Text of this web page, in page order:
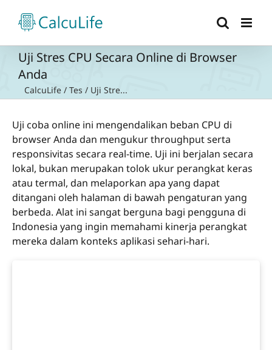
content
Uji Stres CPU Secara Online di Browser
Anda
CalcuLife / Tes / Uji Stre...
Uji coba online ini mengendalikan beban CPU di
browser Anda dan mengukur throughput serta
responsivitas secara real-time. Uji ini berjalan secara
lokal, bukan merupakan tolok ukur perangkat keras
atau termal, dan melaporkan apa yang dapat
ditangani oleh halaman di bawah pengaturan yang
berbeda. Alat ini sangat berguna bagi pengguna di
Indonesia yang ingin memahami kinerja perangkat
mereka dalam konteks aplikasi sehari-hari.